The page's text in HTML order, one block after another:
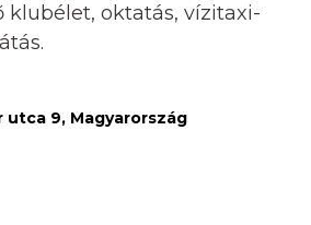
klubélet, oktatás, vízitaxi-
utca 9, Magyarország